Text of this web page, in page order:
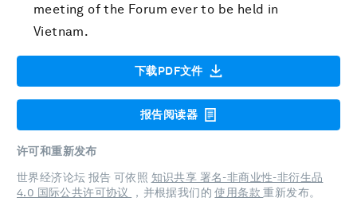
meeting of the Forum ever to be held in
Vietnam.
下载PDF文件
报告阅读器
许可和重新发布
世界经济论坛 报告 可依照 知识共享 署名-非商业性-非衍生品
4.0 国际公共许可协议
，并根据我们的使用条款重新发布。